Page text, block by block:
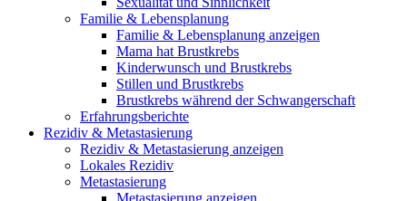
Familie & Lebensplanung
Familie & Lebensplanung anzeigen
Mama hat Brustkrebs
Kinderwunsch und Brustkrebs
Stillen und Brustkrebs
Brustkrebs während der Schwangerschaft
Erfahrungsberichte
Rezidiv & Metastasierung
Rezidiv & Metastasierung anzeigen
Lokales Rezidiv
Metastasierung
Metastasierung anzeigen